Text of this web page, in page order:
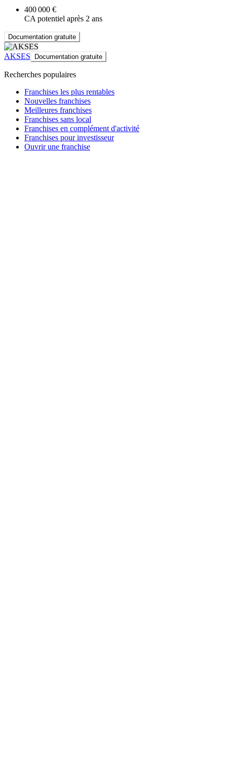
400 000 €
CA potentiel après 2 ans
Documentation gratuite
AKSES Documentation gratuite
Recherches populaires
Franchises les plus rentables
Nouvelles franchises
Meilleures franchises
Franchises sans local
Franchises en complément d'activité
Franchises pour investisseur
Ouvrir une franchise